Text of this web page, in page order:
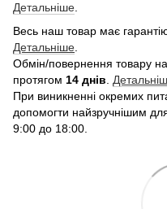
Детальніше.
Весь наш товар має
Детальніше.
Обмін/повернення товару
протягом 14 днів.
При виникненні окремих
допомогти найзручнішим
9:00 до 18:00.